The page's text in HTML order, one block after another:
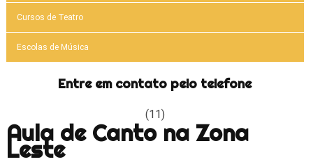
Cursos de Teatro
Escolas de Música
Entre em contato pelo telefone
(11)
Aula de Canto na Zona
Leste